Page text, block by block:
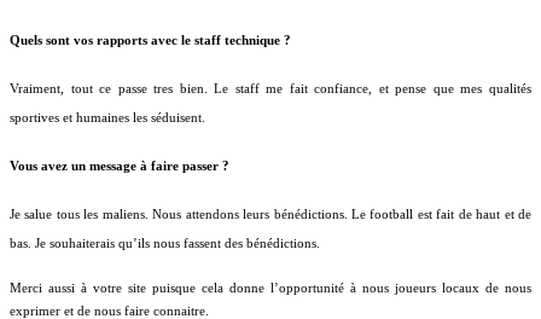
Quels sont vos rapports avec le staff technique ?
Vraiment, tout ce passe tres bien. Le staff me fait confiance, et pense que mes qualités
sportives et humaines les séduisent.
Vous avez un message à faire passer ?
Je salue tous les maliens. Nous attendons leurs bénédictions. Le football est fait de haut et de
bas. Je souhaiterais qu’ils nous fassent des bénédictions.
Merci aussi à votre site puisque cela donne l’opportunité à nous joueurs locaux de nous
exprimer et de nous faire connaitre.